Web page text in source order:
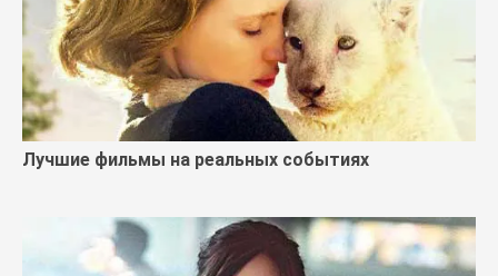
Лучшие фильмы на реальных событиях